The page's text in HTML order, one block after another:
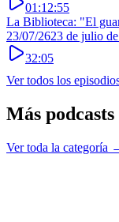
01:12:55
La Biblioteca: "El
23/07/2623 de julio
32:05
Ver todos los
Más podcasts
Ver toda la categoría